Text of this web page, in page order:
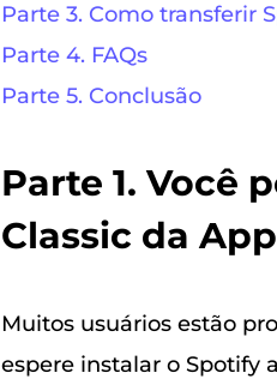
Parte 3. Como transferir
Parte 4. FAQs
Parte 5. Conclusão
Parte 1. Você
Classic da
Muitos usuários estão
espere instalar o Spotify